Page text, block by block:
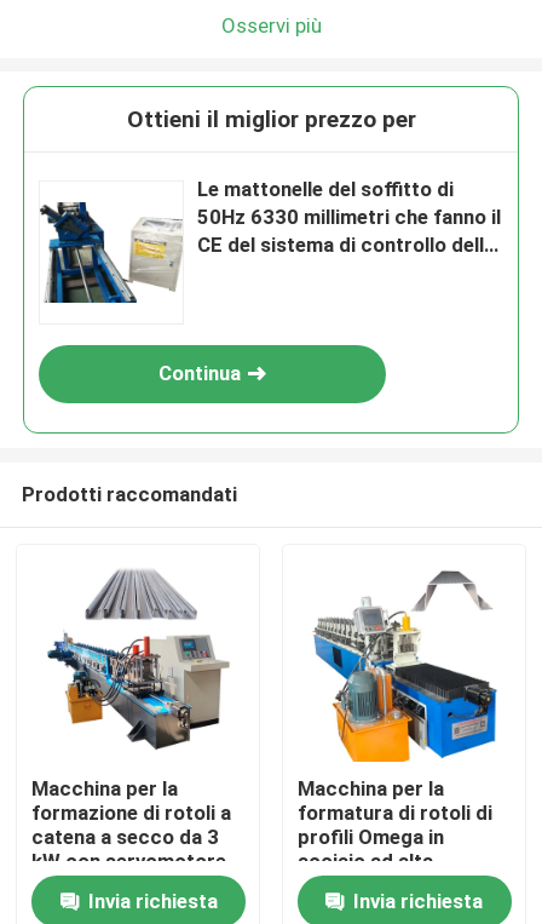
Casa
Prodotti
Osservi più
Ottieni il miglior prezzo per
Le mattonelle del soffitto di
50Hz 6330 millimetri che fanno il
CE del sistema di controllo della
Continua
Prodotti raccomandati
Macchina per la
formazione di rotoli a
catena a secco da 3
kW con servomotore
Invia richiesta
Macchina per la
formatura di rotoli di
profili Omega in
acciaio ad alta
velocità per taglio
volante personalizzato
Invia richiesta